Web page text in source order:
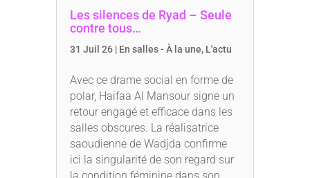
Les silences de Ryad – Seule
contre tous…
31 Juil 26| En salles - À la une, L'actu
Avec ce drame social en forme de
polar, Haifaa Al Mansour signe un
retour engagé et efficace dans les
salles obscures. La réalisatrice
saoudienne de Wadjda confirme
ici la singularité de son regard sur